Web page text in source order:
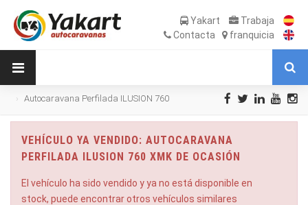
Yakart
Trabaja
Contacta
franquicia
Autocaravana Perfilada ILUSION 760
VEHÍCULO YA VENDIDO: AUTOCARAVANA
PERFILADA ILUSION 760 XMK DE OCASIÓN
El vehículo ha sido vendido y ya no está disponible en
stock, puede encontrar otros vehículos similares